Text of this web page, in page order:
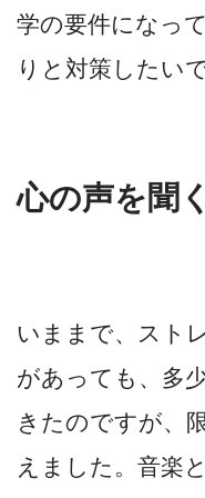
学の要件になっ
りと対策したい
心の声を聞く
いままで、スト
があっても、多
きたのですが、
えました。音楽